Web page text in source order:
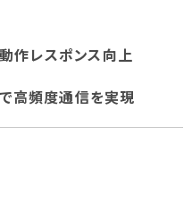
作レスポンス向上
高頻度通信を実現